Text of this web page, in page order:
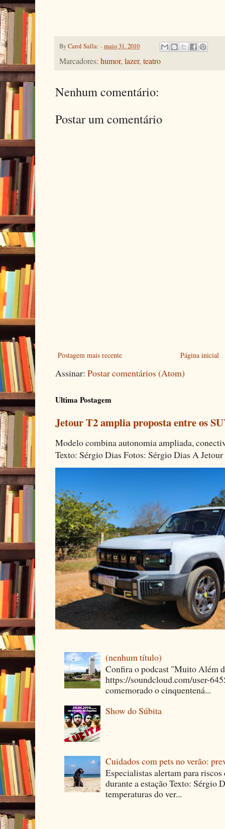
ByCarol Salla: -maio 31, 2010
Marcadores: humor, lazer, teatro
Nenhum comentário:
Postar um comentário
Postagem mais recente Página inicial
Assinar: Postar comentários (Atom)
Ultima Postagem
Jetour T2 amplia proposta entre os
Modelo combina autonomia ampliada,
Texto: Sérgio Dias Fotos: Sérgio Dias A
(nenhum título)
Confira o podcast "Muito Além
https://soundcloud.com/user-
comemorado o cinquentená...
Show do Súbita
Cuidados com pets no verão:
Especialistas alertam para
durante a estação Texto: Sérgio
temperaturas do ver...